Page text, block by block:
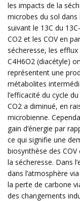
les impacts de la
microbes du sol
suivant le 13C du
CO2 et les COV en
sécheresse, les
C4H6O2 (diacétyle)
représentent une
métabolites
l’efficacité du cycle
CO2 a diminué, en
microbienne.
gain d’énergie par
ce qui signifie une
biosynthèse des
la sécheresse. Dans
dans l’atmosphère
la perte de carbone
des changements